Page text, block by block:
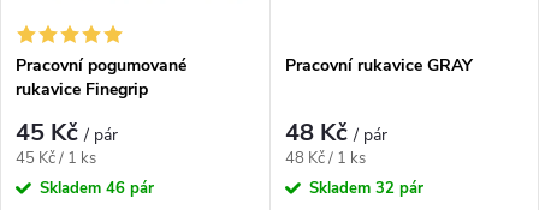
Pracovní pogumované
rukavice Finegrip
45 Kč/ pár
Měrná cena:
45 Kč / 1 ks
Skladem 46 pár
Pracovní rukavice GRAY
48 Kč/ pár
Měrná cena:
48 Kč / 1 ks
Skladem 32 pár